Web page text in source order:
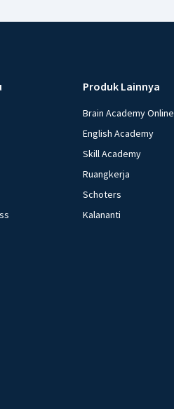
Produk Lainnya
Brain Academy Online
English Academy
Skill Academy
Ruangkerja
Schoters
Kalananti